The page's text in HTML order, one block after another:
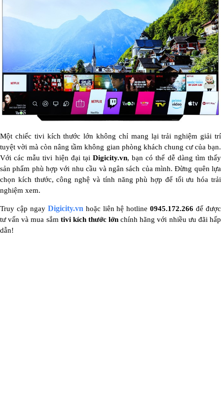
Một chiếc tivi kích thước lớn không chỉ mang lại trải nghiệm giải trí
tuyệt vời mà còn nâng tầm không gian phòng khách chung cư của bạn.
Với các mẫu tivi hiện đại tại Digicity.vn, bạn có thể dễ dàng tìm thấy
sản phẩm phù hợp với nhu cầu và ngân sách của mình. Đừng quên lựa
chọn kích thước, công nghệ và tính năng phù hợp để tối ưu hóa trải
nghiệm xem.
Truy cập ngay Digicity.vn hoặc liên hệ hotline0945.172.266 để được
tư vấn và mua sắm tivi kích thước lớn chính hãng với nhiều ưu đãi hấp
dẫn!